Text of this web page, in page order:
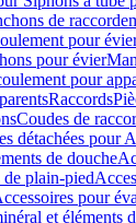
de
pour
pour évier
pour
Raccords
Coudes de
détachées pour
de douche
de plain-pied
pour
et éléments